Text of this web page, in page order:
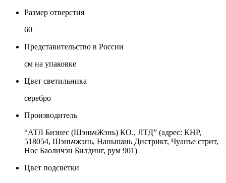
Размер отверстия
60
Представительство в России
см на упаковке
Цвет светильника
серебро
Производитель
“АТЛ Бизнес (ШэньчЖэнь) КО., ЛТД” (адрес: КНР,
518054, Шэньчжэнь, Наньшань Дистрикт, Чуанъе стрит,
Нос Баоличэн Билдинг, рум 901)
Цвет подсветки